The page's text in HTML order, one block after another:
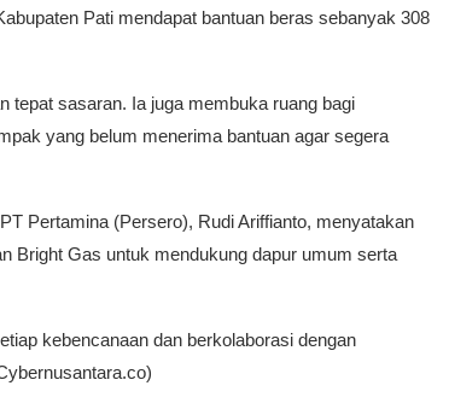
Pati mendapat bantuan beras sebanyak 308
tepat sasaran. Ia juga membuka ruang bagi
yang belum menerima bantuan agar segera
Pertamina (Persero), Rudi Ariffianto, menyatakan
Bright Gas untuk mendukung dapur umum serta
kebencanaan dan berkolaborasi dengan